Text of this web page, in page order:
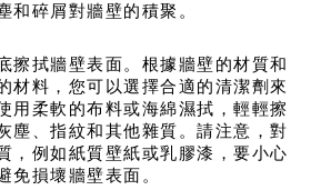
和碎屑對牆壁的積聚。
擦拭牆壁表面。根據牆壁的材質和
材料，您可以選擇合適的清潔劑來
用柔軟的布料或海綿濕拭，輕輕擦
塵、指紋和其他雜質。請注意，對
，例如紙質壁紙或乳膠漆，要小心
免損壞牆壁表面。